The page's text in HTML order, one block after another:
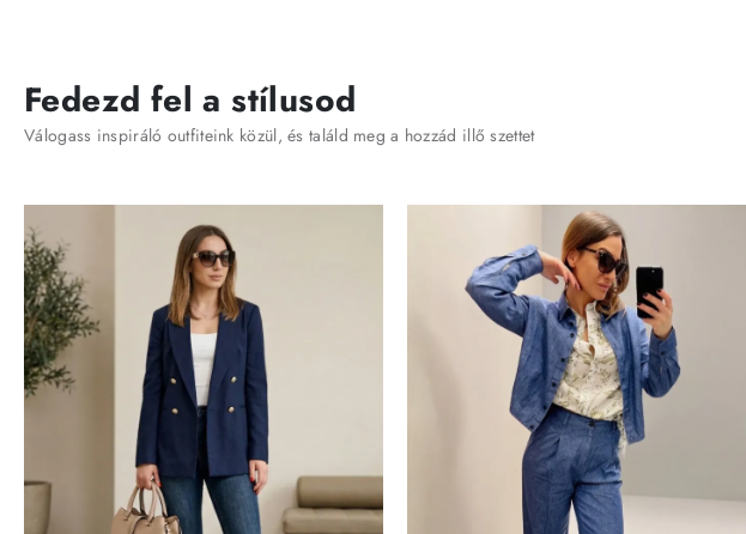
Fedezd fel a stílusod
Válogass inspiráló outfiteink közül, és találd meg a hozzád illő szettet